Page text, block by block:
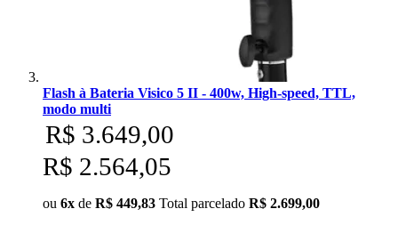
Flash à Bateria Visico 5 II - 400w, High-speed, TTL,
modo multi
R$ 3.649,00
R$ 2.564,05
ou 6x de R$ 449,83 Total parcelado R$ 2.699,00